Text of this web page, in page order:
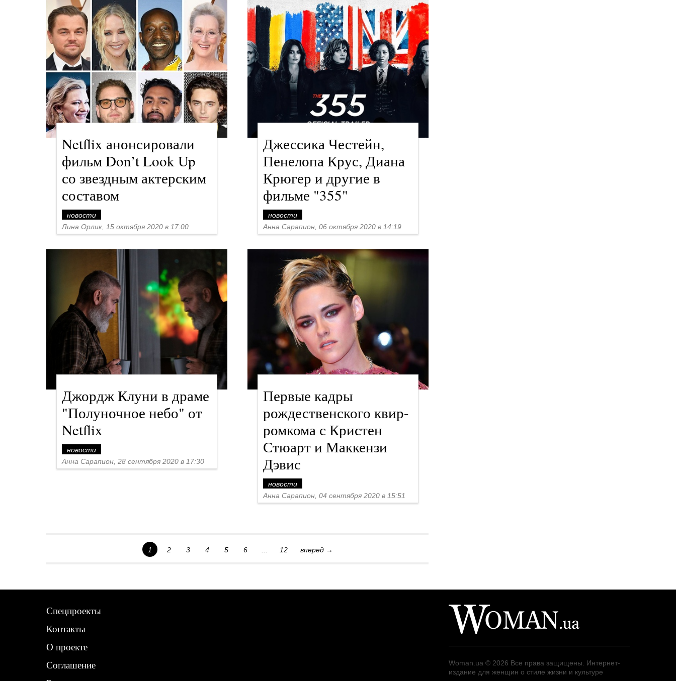
Netflix анонсировали
фильм Don’t Look Up
со звездным актерским
составом
новости
Лина Орлик, 15 октября 2020 в 17:00
Джессика Честейн,
Пенелопа Крус, Диана
Крюгер и другие в
фильме "355"
новости
Анна Сарапион, 06 октября 2020 в 14:19
Джордж Клуни в драме
"Полуночное небо" от
Netflix
новости
Анна Сарапион, 28 сентября 2020 в 17:30
Первые кадры
рождественского квир-
ромкома с Кристен
Стюарт и Маккензи
Дэвис
новости
Анна Сарапион, 04 сентября 2020 в 15:51
1 2 3 4 5 6 12 вперед →
Спецпроекты
Контакты
О проекте
Соглашение
Woman.ua © 2026 Все права защищены. Интернет-
издание для женщин о стиле жизни и культуре